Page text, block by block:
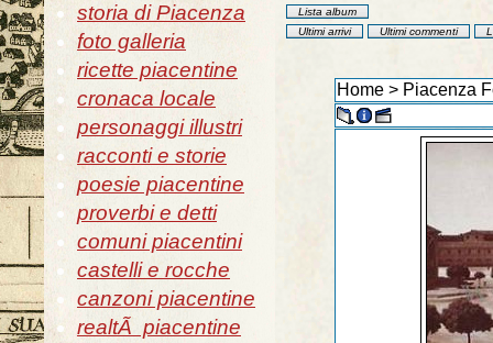
storia di Piacenza
foto galleria
ricette piacentine
cronaca locale
personaggi illustri
racconti e storie
poesie piacentine
proverbi e detti
comuni piacentini
castelli e rocche
canzoni piacentine
realtÃ piacentine
Lista album
Ultimi arrivi
Ultimi commenti
Home> Piacenza